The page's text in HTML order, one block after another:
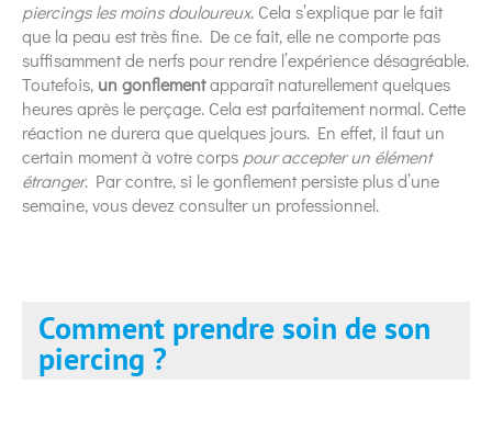
piercings les moins douloureux. Cela s’explique par le fait
que la peau est très fine. De ce fait, elle ne comporte pas
suffisamment de nerfs pour rendre l’expérience désagréable.
Toutefois, un gonflementapparaît naturellement quelques
heures après le perçage. Cela est parfaitement normal. Cette
réaction ne durera que quelques jours. En effet, il faut un
certain moment à votre corps pour accepter un élément
étranger. Par contre, si le gonflement persiste plus d’une
semaine, vous devez consulter un professionnel.
Comment prendre soin de son
piercing ?